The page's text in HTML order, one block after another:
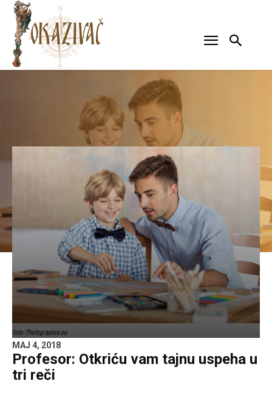
Foto: Photographee.eu
MAJ 4, 2018
Profesor: Otkriću vam tajnu uspeha u
tri reči